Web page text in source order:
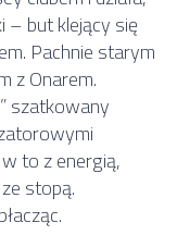
– but klejący się
Pachnie starym
z Onarem.
szatkowany
to z energią,
stopą.